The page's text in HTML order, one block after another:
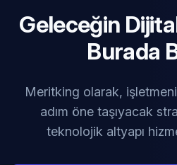
Geleceğin
Burada
Meritking olarak,
adım öne taşıyacak
teknolojik altyapı